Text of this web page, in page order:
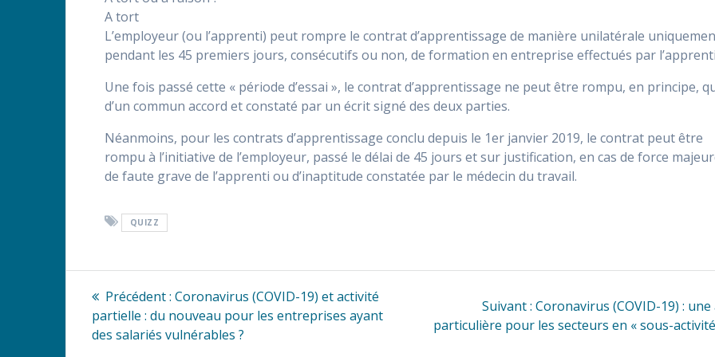
A tort
L’employeur (ou l’apprenti) peut rompre le contrat d’apprentissage de manière unilatérale
pendant les 45 premiers jours, consécutifs ou non, de formation en entreprise effectués par
Une fois passé cette « période d’essai », le contrat d’apprentissage ne peut être rompu, en principe,
d’un commun accord et constaté par un écrit signé des deux parties.
Néanmoins, pour les contrats d’apprentissage conclu depuis le 1er janvier 2019, le contrat peut être
rompu à l’initiative de l’employeur, passé le délai de 45 jours et sur justification, en cas de force
de faute grave de l’apprenti ou d’inaptitude constatée par le médecin du travail.
QUIZZ
Navigation
de
Précédent : Article
précédent
:
Coronavirus (COVID-19) et activité
partielle : du nouveau pour les entreprises ayant
des salariés vulnérables ?
Suivant : Article
suivant
Coronavirus (COVID-19) : une
particulière pour les secteurs en « sous-